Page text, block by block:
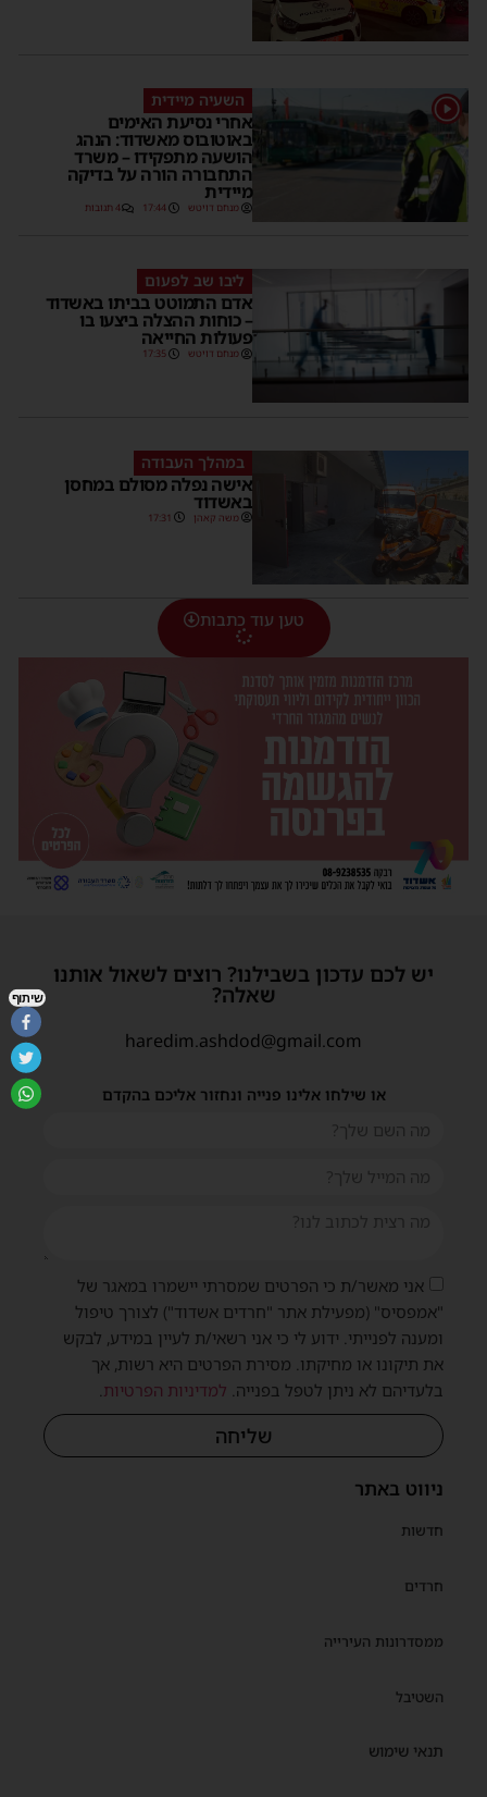
1 השעיה מיידית
אחרי נסיעת האימים
באוטובוס מאשדוד: הנהג
הושעה מתפקידו – משרד
התחבורה הורה על בדיקה
מיידית
מנחם דויטש 17:44 4 תגובות
ליבו שב לפעום
אדם התמוטט בביתו באשדוד
– כוחות ההצלה ביצעו בו
פעולות החייאה
מנחם דויטש 17:35
במהלך העבודה
אישה נפלה מסולם במחסן
באשדוד
משה קאהן 17:31
טען עוד כתבות
ניווט באתר
חדשות
חרדים
ממסדרונות העירייה
השטיבל
תנאי שימוש
יש לכם עדכון בשבילנו? רוצים לשאול אותנו
שאלה?
haredim.ashdod@gmail.com
או שילחו אלינו פנייה ונחזור אליכם בהקדם
אני מאשר/ת כי הפרטים שמסרתי יישמרו במאגר של
"אמפסיס" (מפעילת אתר "חרדים אשדוד") לצורך טיפול
ומענה לפנייתי. ידוע לי כי אני רשאי/ת לעיין במידע, לבקש
את תיקונו או מחיקתו. מסירת הפרטים היא רשות, אך
בלעדיהם לא ניתן לטפל בפנייה. למדיניות הפרטיות.
שליחה
שיתוף